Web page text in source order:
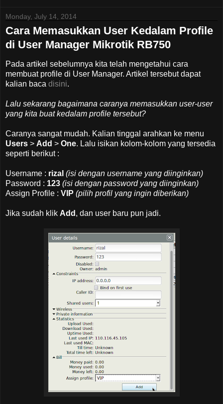
Monday, July 14, 2014
Cara Memasukkan User Kedalam Profile
di User Manager Mikrotik RB750
Pada artikel sebelumnya kita telah mengetahui cara
membuat profile di User Manager. Artikel tersebut dapat
kalian baca disini.
Lalu sekarang bagaimana caranya memasukkan user-user
yang kita buat kedalam profile tersebut?
Caranya sangat mudah. Kalian tinggal arahkan ke menu
Users > Add > One. Lalu isikan kolom-kolom yang tersedia
seperti berikut :
Username : rizal (isi dengan username yang diinginkan)
Password : 123 (isi dengan password yang diinginkan)
Assign Profile : VIP (pilih profil yang ingin diberikan)
Jika sudah klik Add , dan user baru pun jadi.